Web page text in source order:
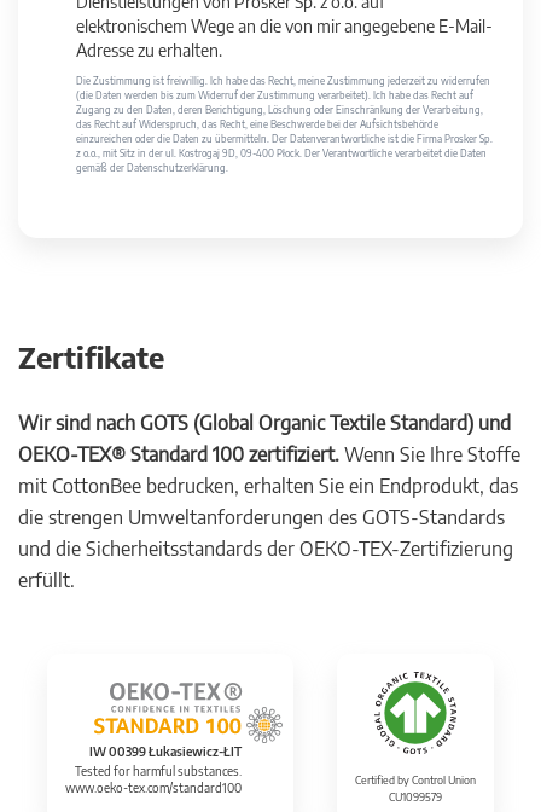
elektronischem Wege an die von mir angegebene E-Mail-
Adresse zu erhalten.
Die Zustimmung ist freiwillig. Ich habe das Recht, meine Zustimmung jederzeit zu widerrufen
(die Daten werden bis zum Widerruf der Zustimmung verarbeitet). Ich habe das Recht auf
Zugang zu den Daten, deren Berichtigung, Löschung oder Einschränkung der Verarbeitung,
das Recht auf Widerspruch, das Recht, eine Beschwerde bei der Aufsichtsbehörde
einzureichen oder die Daten zu übermitteln. Der Datenverantwortliche ist die Firma Prosker Sp.
z o.o., mit Sitz in der ul. Kostrogaj 9D, 09-400 Płock. Der Verantwortliche verarbeitet die Daten
gemäß der Datenschutzerklärung.
Zertifikate
Wir sind nach GOTS (Global Organic Textile Standard) und
OEKO-TEX® Standard 100 zertifiziert. Wenn Sie Ihre Stoffe
mit CottonBee bedrucken, erhalten Sie ein Endprodukt, das
die strengen Umweltanforderungen des GOTS-Standards
und die Sicherheitsstandards der OEKO-TEX-Zertifizierung
erfüllt.
IW 00399 Łukasiewicz-ŁIT
Tested for harmful substances.
www.oeko-tex.com/standard100
Certified by Control Union
CU1099579